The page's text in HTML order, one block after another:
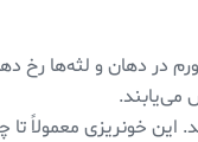
در دهان و لثه‌ها رخ
می‌یابند.
خونریزی معمولاً تا